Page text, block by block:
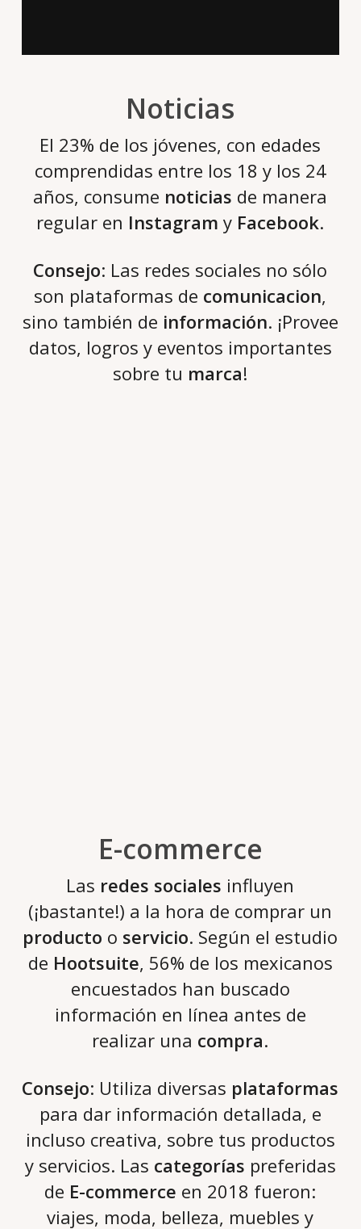
Noticias
El 23% de los jóvenes, con edades
comprendidas entre los 18 y los 24
años, consume noticias de manera
regular en Instagram y Facebook.
Consejo: Las redes sociales no sólo
son plataformas de comunicacion,
sino también de información. ¡Provee
datos, logros y eventos importantes
sobre tu marca!
E-commerce
Las redes sociales influyen
(¡bastante!) a la hora de comprar un
producto o servicio. Según el estudio
de Hootsuite, 56% de los mexicanos
encuestados han buscado
información en línea antes de
realizar una compra.
Consejo: Utiliza diversas plataformas
para dar información detallada, e
incluso creativa, sobre tus productos
y servicios. Las categorías preferidas
de E-commerce en 2018 fueron:
viajes, moda, belleza, muebles y